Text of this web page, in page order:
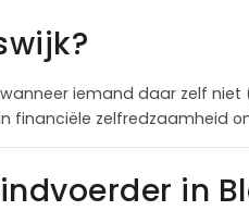
iemand daar zelf niet
financiële zelfredzaamheid
in